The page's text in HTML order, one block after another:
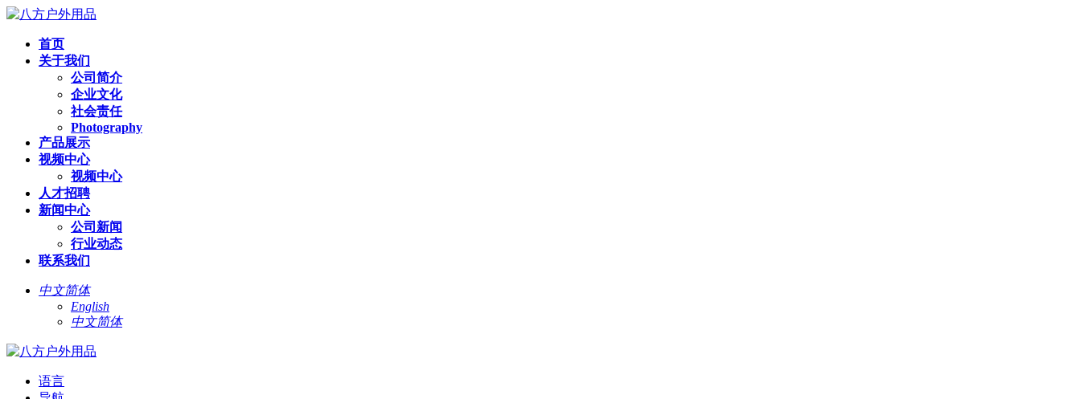
首页
关于我们
公司简介
企业文化
社会责任
Photography
产品展示
视频中心
视频中心
人才招聘
新闻中心
公司新闻
行业动态
联系我们
中文简体
English
中文简体
语言